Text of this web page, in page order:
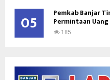
05 Pemkab Banjar
Permintaan Uang
185